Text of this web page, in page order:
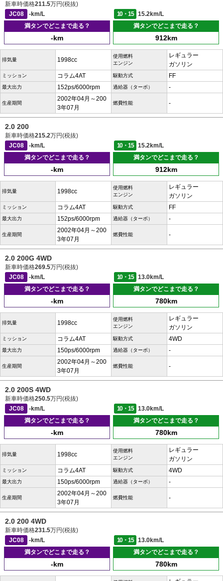
新車時価格211.5万円(税抜)
JC08
-km/L 10・15
15.2km/L
満タンでどこまで走る？
-km
満タンでどこまで走る？
912km
排気量 1998cc
使用燃料
エンジン
レギュラー
ガソリン
ミッション コラム4AT 駆動方式 FF
最大出力 152ps/6000rpm 過給器（ターボ） -
生産期間
2002年04月～200
3年07月
燃費性能 -
2.0 200
新車時価格215.2万円(税抜)
JC08
-km/L 10・15
15.2km/L
満タンでどこまで走る？
-km
満タンでどこまで走る？
912km
排気量 1998cc
使用燃料
エンジン
レギュラー
ガソリン
ミッション コラム4AT 駆動方式 FF
最大出力 152ps/6000rpm 過給器（ターボ） -
生産期間
2002年04月～200
3年07月
燃費性能 -
2.0 200G 4WD
新車時価格269.5万円(税抜)
JC08
-km/L 10・15
13.0km/L
満タンでどこまで走る？
-km
満タンでどこまで走る？
780km
排気量 1998cc
使用燃料
エンジン
レギュラー
ガソリン
ミッション コラム4AT 駆動方式 4WD
最大出力 150ps/6000rpm 過給器（ターボ） -
生産期間
2002年04月～200
3年07月
燃費性能 -
2.0 200S 4WD
新車時価格250.5万円(税抜)
JC08
-km/L 10・15
13.0km/L
満タンでどこまで走る？
-km
満タンでどこまで走る？
780km
排気量 1998cc
使用燃料
エンジン
レギュラー
ガソリン
ミッション コラム4AT 駆動方式 4WD
最大出力 150ps/6000rpm 過給器（ターボ） -
生産期間
2002年04月～200
3年07月
燃費性能 -
2.0 200 4WD
新車時価格231.5万円(税抜)
JC08
-km/L 10・15
13.0km/L
満タンでどこまで走る？
-km
満タンでどこまで走る？
780km